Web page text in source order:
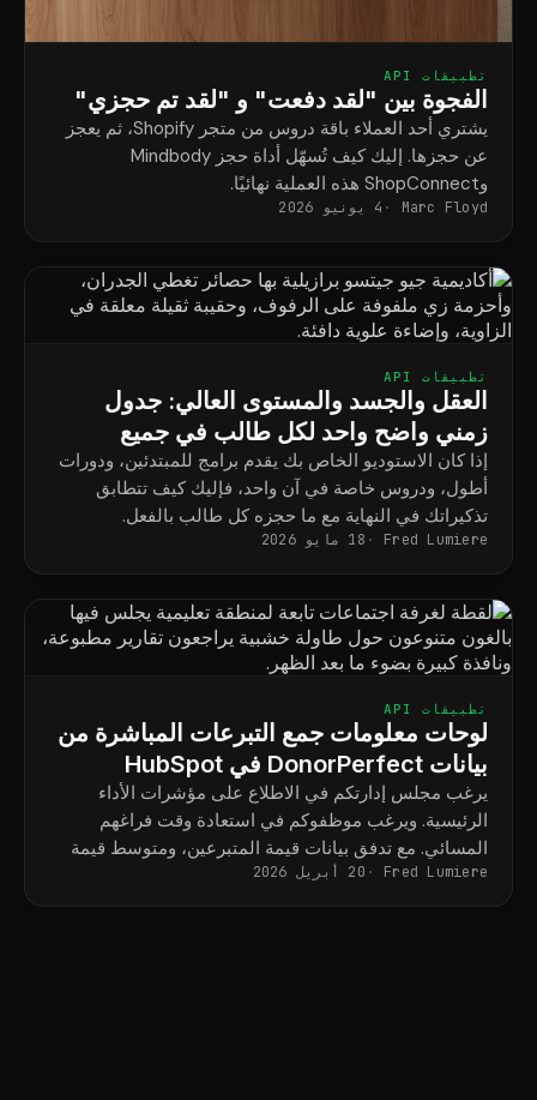
تطبيقات API
الفجوة بين "لقد دفعت" و "لقد تم حجزي"
يشتري أحد العملاء باقة دروس من متجر Shopify، ثم يعجز
عن حجزها. إليك كيف تُسهّل أداة حجز Mindbody
وShopConnect هذه العملية نهائيًا.
Marc Floyd 4 يونيو 2026
تطبيقات API
العقل والجسد والمستوى العالي: جدول
زمني واضح واحد لكل طالب في جميع
البرامج
إذا كان الاستوديو الخاص بك يقدم برامج للمبتدئين، ودورات
أطول، ودروس خاصة في آن واحد، فإليك كيف تتطابق
تذكيراتك في النهاية مع ما حجزه كل طالب بالفعل.
Fred Lumiere 18 مايو 2026
تطبيقات API
لوحات معلومات جمع التبرعات المباشرة من
بيانات DonorPerfect في HubSpot
يرغب مجلس إدارتكم في الاطلاع على مؤشرات الأداء
الرئيسية. ويرغب موظفوكم في استعادة وقت فراغهم
المسائي. مع تدفق بيانات قيمة المتبرعين، ومتوسط قيمة
التقرير الشهري لمجلس الإدارة عن كونه مشروعًا يستغرق
Fred Lumiere 20 أبريل 2026